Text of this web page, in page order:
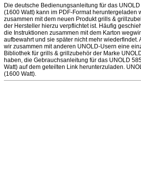
Die deutsche Bedienungsanleitung für das UNOLD
(1600 Watt) kann im PDF-Format heruntergeladen
zusammen mit dem neuen Produkt grills &
der Hersteller hierzu verpflichtet ist. Häufig
die Instruktionen zusammen mit dem Karton
aufbewahrt und sie später nicht mehr wiederfindet.
wir zusammen mit anderen UNOLD-Usern eine
Bibliothek für grills & grillzubehör der Marke
haben, die Gebrauchsanleitung für das UNOLD
Watt) auf dem geteilten Link herunterzuladen.
(1600 Watt).